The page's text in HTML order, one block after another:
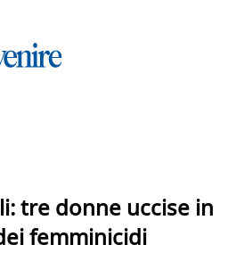
tre donne uccise in
femminicidi